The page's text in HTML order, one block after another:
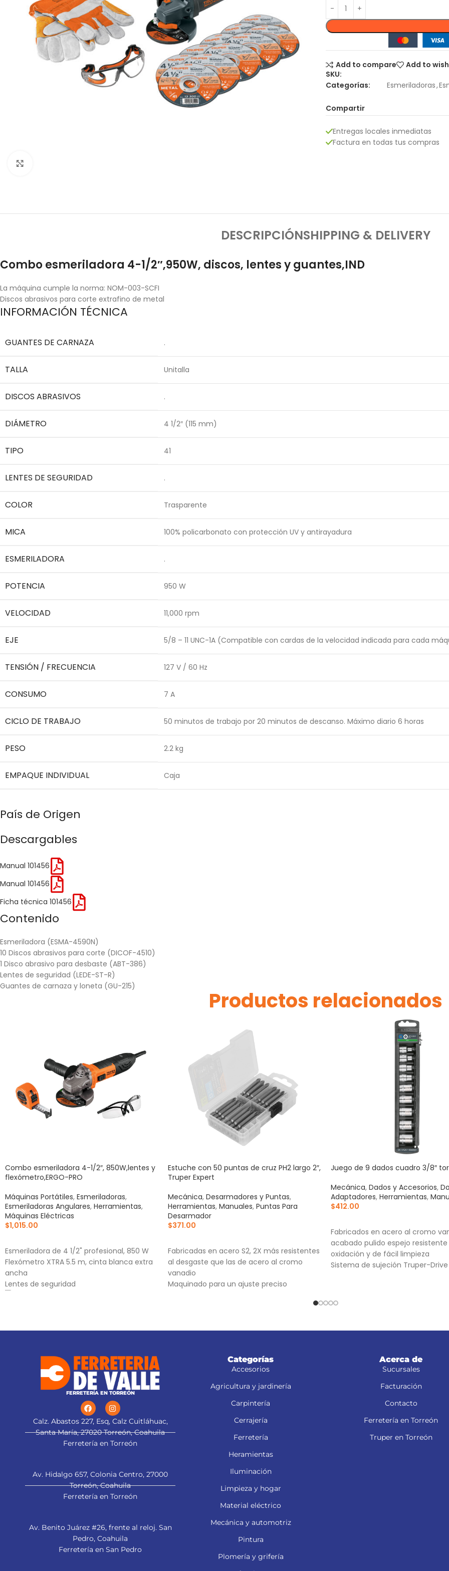
Add to compare
Add to
SKU:
Categorías:
Esmeriladoras,
Compartir
Entregas locales inmediatas
Factura en todas tus compras
DESCRIPCIÓNSHIPPING & DELIVERY
Combo esmeriladora 4-1/2″,950W, discos, lentes y guantes,IND
La máquina cumple la norma: NOM-003-SCFI
Discos abrasivos para corte extrafino de metal
INFORMACIÓN TÉCNICA
GUANTES DE CARNAZA .
TALLA Unitalla
DISCOS ABRASIVOS .
DIÁMETRO 4 1/2″ (115 mm)
TIPO 41
LENTES DE SEGURIDAD .
COLOR Trasparente
MICA 100% policarbonato con protección UV y antirayadura
ESMERILADORA .
POTENCIA 950 W
VELOCIDAD 11,000 rpm
EJE 5/8 – 11 UNC-1A (Compatible con cardas de la velocidad indicada para cada
TENSIÓN / FRECUENCIA 127 V / 60 Hz
CONSUMO 7 A
CICLO DE TRABAJO 50 minutos de trabajo por 20 minutos de descanso. Máximo diario 6 horas
PESO 2.2 kg
EMPAQUE INDIVIDUAL Caja
País de Origen
Descargables
Manual 101456
Manual 101456
Ficha técnica 101456
Contenido
Esmeriladora (ESMA-4590N)
10 Discos abrasivos para corte (DICOF-4510)
1 Disco abrasivo para desbaste (ABT-386)
Lentes de seguridad (LEDE-ST-R)
Guantes de carnaza y loneta (GU-215)
Productos relacionados
Combo esmeriladora 4-1/2″, 850W,lentes y
flexómetro,ERGO-PRO
Máquinas Portátiles, Esmeriladoras,
Esmeriladoras Angulares, Herramientas,
Máquinas Eléctricas
$1,015.00
Esmeriladora de 4 1/2" profesional, 850 W
Flexómetro XTRA 5.5 m, cinta blanca extra
ancha
Lentes de seguridad
alt="Aplica a
esmeriladora" title="Aplica a
esmeriladora">
Estuche con 50 puntas de cruz PH2 largo 2″,
Truper Expert
Mecánica, Desarmadores y Puntas,
Herramientas, Manuales, Puntas Para
Desarmador
$371.00
Fabricadas en acero S2, 2X más resistentes
al desgaste que las de acero al cromo
vanadio
Maquinado para un ajuste preciso
Juego de 9 dados cuadro 3/8″
Mecánica, Dados y Accesorios,
Adaptadores, Herramientas,
$412.00
Fabricados en acero al cromo
acabado pulido espejo resistente
oxidación y de fácil limpieza
Sistema de sujeción Truper-
cabezas de tornillos
FERRETERÍA EN TORREÓN
Calz. Abastos 227, Esq, Calz Cuitláhuac,
Santa María, 27020 Torreón, Coahuila
Ferretería en Torreón
Av. Hidalgo 657, Colonia Centro, 27000
Torreón, Coahuila
Ferretería en Torreón
Av. Benito Juárez #26, frente al reloj. San
Pedro, Coahuila
Ferretería en San Pedro
Categorías
Accesorios
Agricultura y jardinería
Carpintería
Cerrajería
Ferretería
Heramientas
Iluminación
Limpieza y hogar
Material eléctrico
Mecánica y automotriz
Pintura
Plomería y grifería
Acerca de
Sucursales
Facturación
Contacto
Ferretería en Torreón
Truper en Torreón